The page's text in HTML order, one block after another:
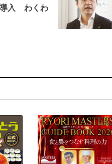
導入 わくわ